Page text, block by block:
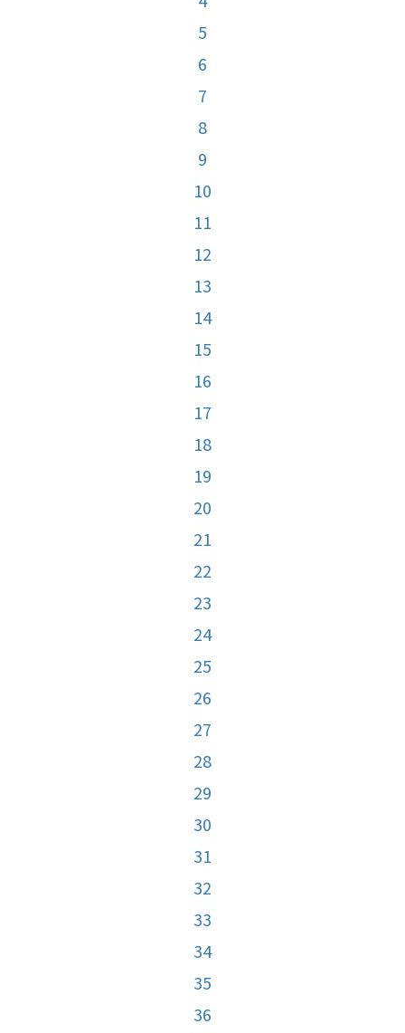
5
6
7
8
9
10
11
12
13
14
15
16
17
18
19
20
21
22
23
24
25
26
27
28
29
30
31
32
33
34
35
36